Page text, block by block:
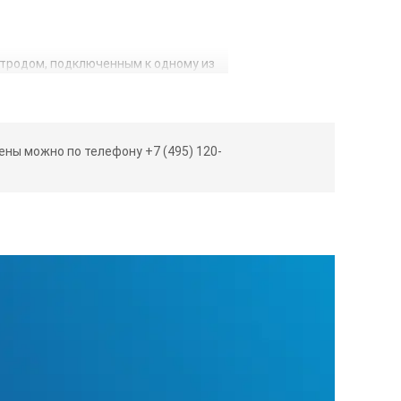
подключенным к одному из
дефектов изоляции.
можно по телефону +7 (495) 120-